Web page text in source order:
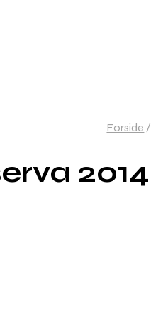
Forside /
2014